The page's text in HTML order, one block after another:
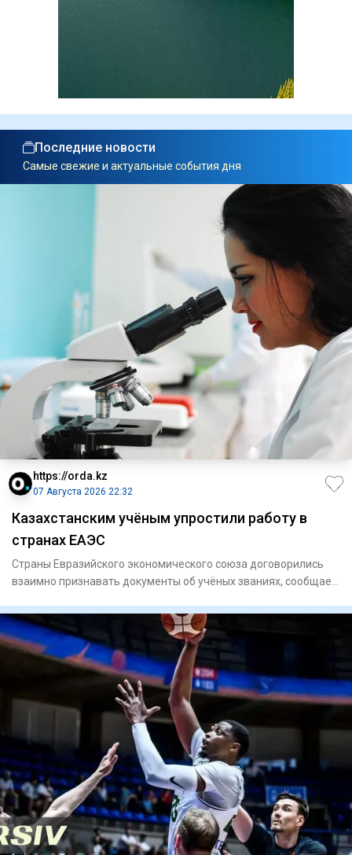
Последние новости
Самые свежие и актуальные события дня
https://orda.kz
07 Августа 2026 22:32
Казахстанским учёным упростили работу в
странах ЕАЭС
Страны Евразийского экономического союза договорились
взаимно признавать документы об учёных званиях, сообщает